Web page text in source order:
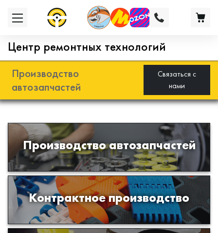
Центр ремонтных технологий
Производство
автозапчастей
Связаться с
нами
Производство автозапчастей
Разработка и производство деталей
из эластомеров для подвески
автомобиля
Контрактное производство
Производство изделий из пластиков
и полимеров по образцам либо
чертежам заказчика